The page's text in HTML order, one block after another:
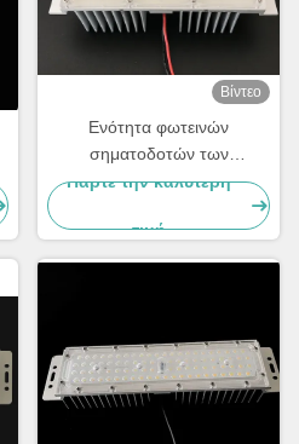
Βίντεο
Ενότητα φωτεινών
σηματοδοτών των
οδηγήσεων 12LED
Heatsink
Πάρτε την καλύτερη
τιμή